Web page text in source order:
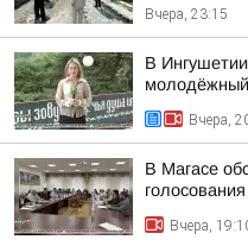
Вчера, 23:15
В
Вчера,
В Магасе
Вчера,